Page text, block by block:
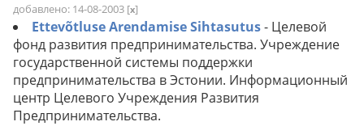
добавлено: 14-08-2003 [x]
Ettevõtluse Arendamise Sihtasutus- Целевой
фонд развития предпринимательства. Учреждение
государственной системы поддержки
предпринимательства в Эстонии. Информационный
центр Целевого Учреждения Развития
Предпринимательства.